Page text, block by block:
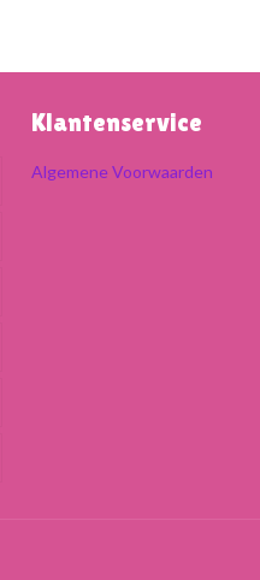
Klantenservice
Algemene Voorwaarden